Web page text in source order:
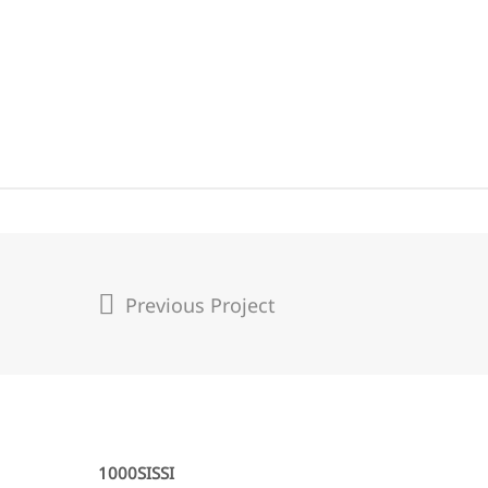
Previous Project
1000SISSI